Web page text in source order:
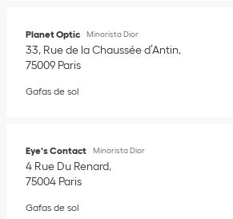
Planet Optic Minorista Dior
33, Rue de la Chaussée d’Antin
75009 Paris
Gafas de sol
Eye's Contact Minorista Dior
4 Rue Du Renard
75004 Paris
Gafas de sol